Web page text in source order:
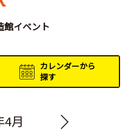
館イベント
カレンダーから
探す
4月